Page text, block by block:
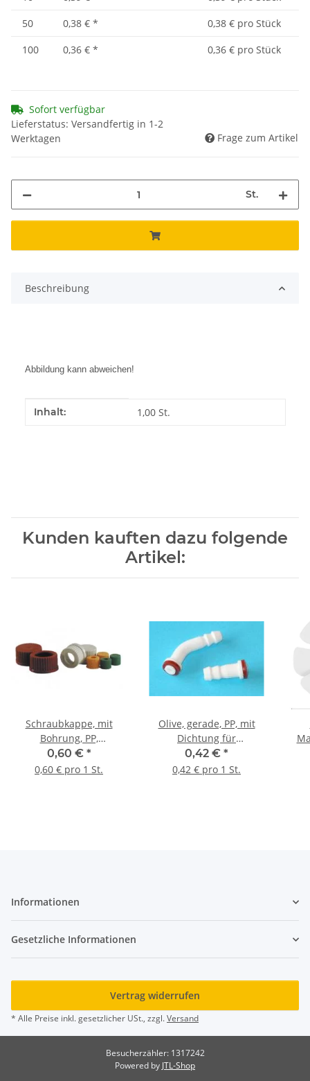
50
0,38 € *
0,38 € pro Stück
100
0,36 € * 0,36 € pro Stück
Sofort verfügbar
Lieferstatus: Versandfertig in 1-2
Werktagen
Frage zum Artikel
St.
Beschreibung
Abbildung kann abweichen!
Produkteigenschaft
Wert
Inhalt: 1,00 St.
Kunden kauften dazu folgende
Artikel:
Schraubkappe, mit
Bohrung, PP,
autoklavierbar bis 121°C,
grün, GL 14
0,60 € *
0,60 € pro 1 St.
Olive, gerade, PP, mit
Dichtung für
Schraubverbindungskappe
GL 14
0,42 € *
0,42 € pro 1 St.
Informationen
Gesetzliche Informationen
Vertrag widerrufen
* Alle Preise inkl. gesetzlicher USt., zzgl.Versand
Besucherzähler: 1317242
Powered by JTL-Shop